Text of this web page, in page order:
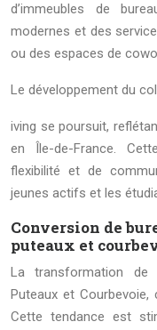
d’immeubles de
modernes et des
ou des espaces de
Le développement du col
iving se poursuit,
en Île-de-France.
flexibilité et de
jeunes actifs et les
Conversion de
puteaux et
La transformation de
Puteaux et
Cette tendance est